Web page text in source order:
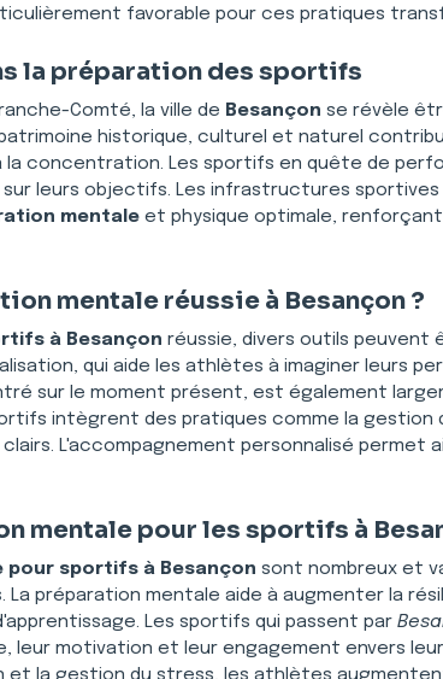
favorable pour ces pratiques
la préparation des sportifs
Comté, la ville de Besançon se révèle
historique, culturel et naturel
la concentration. Les sportifs en quête de
leurs objectifs. Les infrastructures sportives
mentale et physique optimale,
mentale réussie à Besançon ?
à Besançon réussie, divers outils peuvent
qui aide les athlètes à imaginer leurs
sur le moment présent, est également
intègrent des pratiques comme la gestion
L'accompagnement personnalisé permet
mentale pour les sportifs à
pour sportifs à Besançon sont nombreux et
La préparation mentale aide à augmenter la
Les sportifs qui passent par
leur motivation et leur engagement envers